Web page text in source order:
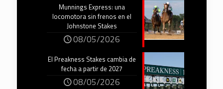
Munnings Express: una
locomotora sin frenos en el
Johnstone Stakes
08/05/2026
El Preakness Stakes cambia de
fecha a partir de 2027
08/05/2026